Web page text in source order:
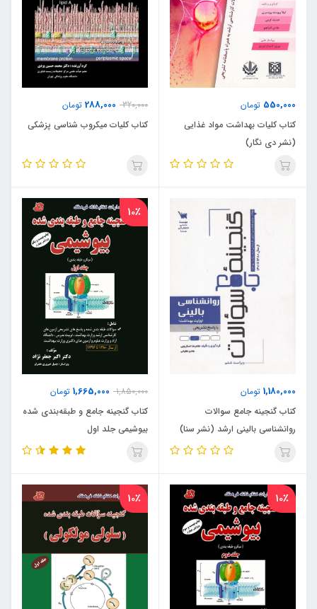
550,000 تومان
کتاب کلیات بهداشت مواد غذایی
(نشر دی نگار)
320,000
288,000 تومان
کتاب کلیات میکروب شناسی پزشکی
1,180,000 تومان
کتاب گنجینه جامع سوالات
روانشناسی بالینی ارشد (نشر سنا)
10٪
1,850,000
1,665,000 تومان
کتاب گنجینه جامع و طبقه‌بندی شده
بیوشیمی جلد اول
10٪ 10٪